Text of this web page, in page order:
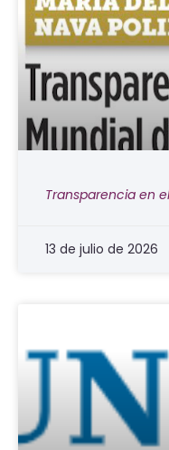
Transparencia en
13 de julio de 2026